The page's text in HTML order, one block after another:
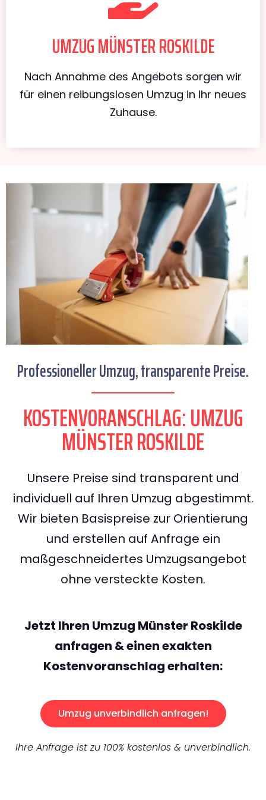
UMZUG MÜNSTER ROSKILDE
Nach Annahme des Angebots sorgen wir
für einen reibungslosen Umzug in Ihr neues
Zuhause.
Professioneller Umzug, transparente Preise.
KOSTENVORANSCHLAG: UMZUG
MÜNSTER ROSKILDE
Unsere Preise sind transparent und
individuell auf Ihren Umzug abgestimmt.
Wir bieten Basispreise zur Orientierung
und erstellen auf Anfrage ein
maßgeschneidertes Umzugsangebot
ohne versteckte Kosten.
Jetzt Ihren Umzug Münster Roskilde
anfragen & einen exakten
Kostenvoranschlag erhalten:
Umzug unverbindlich anfragen!
Ihre Anfrage ist zu 100% kostenlos & unverbindlich.